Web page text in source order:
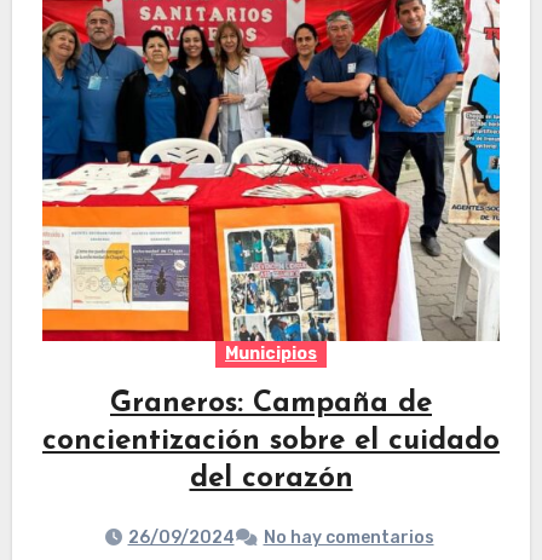
Municipios
Graneros: Campaña de
concientización sobre el cuidado
del corazón
26/09/2024 No hay comentarios